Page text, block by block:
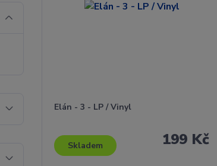
Elán - 3 - LP / Vinyl
199 Kč
Skladem